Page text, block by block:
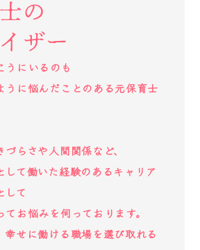
の
ザー
うにいるのも
うに悩んだことのある元保育士
らさや人間関係など、
して働いた経験のあるキャリア
して
お悩みを伺っております。
幸せに働ける職場を選び取れる